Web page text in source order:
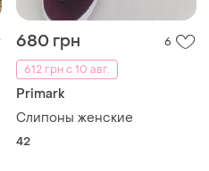
680 грн
6
612 грн с 10 авг.
Primark
Слипоны женские
42